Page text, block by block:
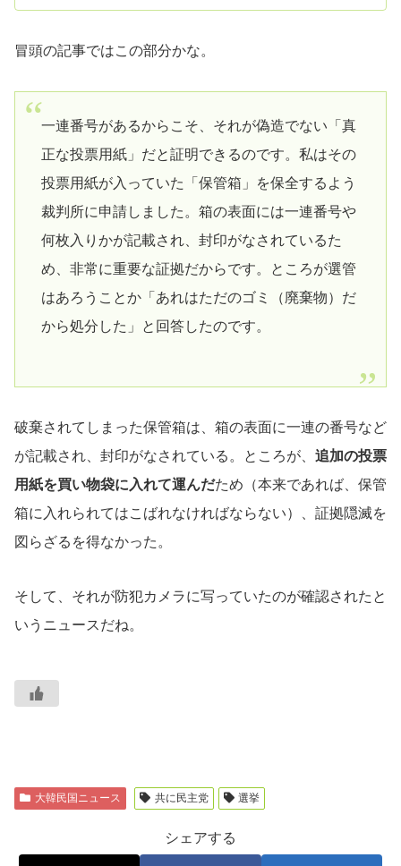
冒頭の記事ではこの部分かな。
一連番号があるからこそ、それが偽造でない「真
正な投票用紙」だと証明できるのです。私はその
投票用紙が入っていた「保管箱」を保全するよう
裁判所に申請しました。箱の表面には一連番号や
何枚入りかが記載され、封印がなされているた
め、非常に重要な証拠だからです。ところが選管
はあろうことか「あれはただのゴミ（廃棄物）だ
から処分した」と回答したのです。
破棄されてしまった保管箱は、箱の表面に一連の番号など
が記載され、封印がなされている。ところが、 追加の投票
用紙を買い物袋に入れて運んだため（本来であれば、保管
箱に入れられてはこばれなければならない）、証拠隠滅を
図らざるを得なかった。
そして、それが防犯カメラに写っていたのが確認されたと
いうニュースだね。
大韓民国ニュース 共に民主党 選挙
シェアする